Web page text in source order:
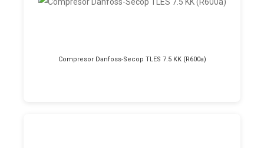
Compresor Danfoss-Secop TLES 7.5 KK (R600a)